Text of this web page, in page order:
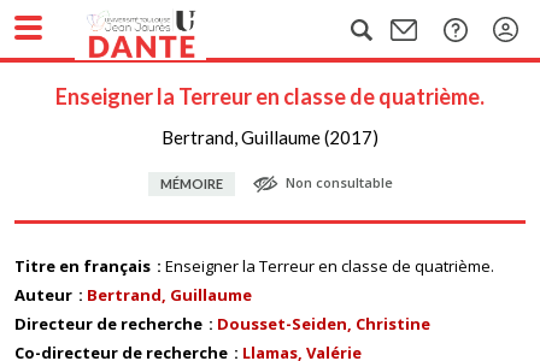
Enseigner la Terreur en classe de quatrième.
Bertrand, Guillaume (2017)
MÉMOIRE Non consultable
Titre en français
Enseigner la Terreur en classe de quatrième.
Auteur
Bertrand, Guillaume
Directeur de recherche
Dousset-Seiden, Christine
Co-directeur de recherche
Llamas, Valérie